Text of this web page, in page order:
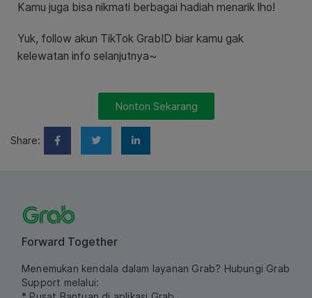
Kamu juga bisa nikmati berbagai hadiah menarik lho!
Yuk, follow akun TikTok GrabID biar kamu gak
kelewatan info selanjutnya~
Nonton Sekarang
Share:
Forward Together
Menemukan kendala dalam layanan Grab? Hubungi Grab
Support melalui: